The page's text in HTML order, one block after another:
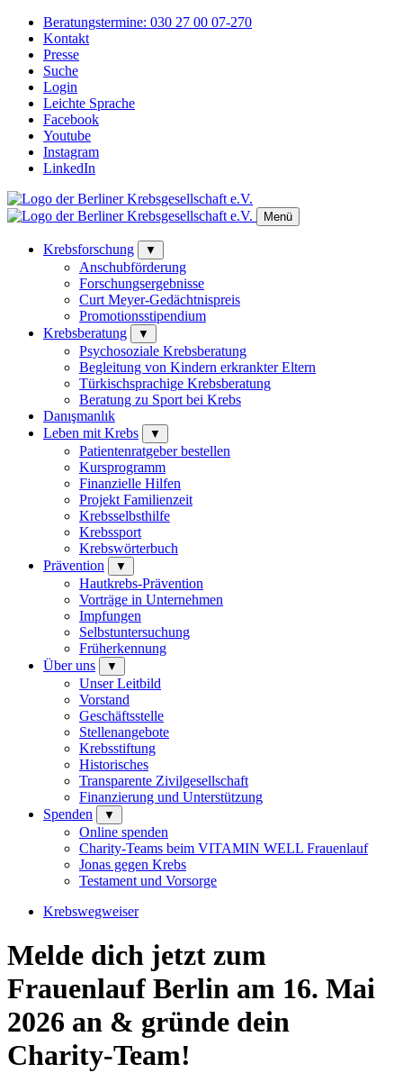
Beratungstermine: 030 27 00 07-270
Kontakt
Presse
Suche
Login
Leichte Sprache
Facebook
Youtube
Instagram
LinkedIn
Menü
Krebsforschung ▼
Anschubförderung
Forschungsergebnisse
Curt Meyer-Gedächtnispreis
Promotionsstipendium
Krebsberatung
▼
Psychosoziale Krebsberatung
Begleitung von Kindern erkrankter Eltern
Türkischsprachige Krebsberatung
Beratung zu Sport bei Krebs
Danışmanlık
Leben mit Krebs
▼
Patientenratgeber bestellen
Kursprogramm
Finanzielle Hilfen
Projekt Familienzeit
Krebsselbsthilfe
Krebssport
Krebswörterbuch
Prävention
▼
Hautkrebs-Prävention
Vorträge in Unternehmen
Impfungen
Selbstuntersuchung
Früherkennung
Über uns
▼
Unser Leitbild
Vorstand
Geschäftsstelle
Stellenangebote
Krebsstiftung
Historisches
Transparente Zivilgesellschaft
Finanzierung und Unterstützung
Spenden
▼
Online spenden
Charity-Teams beim VITAMIN WELL Frauenlauf
Jonas gegen Krebs
Testament und Vorsorge
Krebswegweiser
Melde dich jetzt zum
Frauenlauf Berlin am 16. Mai
2026 an & gründe dein
Charity-Team!